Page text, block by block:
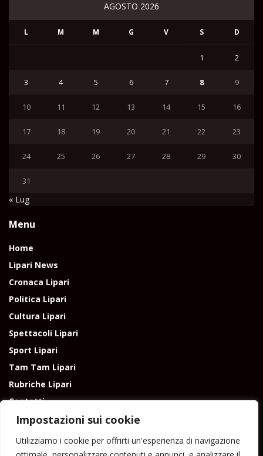
Impostazioni sui cookie
Utilizziamo i cookie per offrirti un'esperienza di navigazione
AGOSTO 2026
L M M G V S D
1 2
3 4 5 6 7 8 9
10 11 12 13 14 15 16
17 18 19 20 21 22 23
24 25 26 27 28 29 30
31
« Lug
Menu
Home
Lipari News
Cronaca Lipari
Politica Lipari
Cultura Lipari
Spettacoli Lipari
Sport Lipari
Tam Tam Lipari
Rubriche Lipari
Contatti